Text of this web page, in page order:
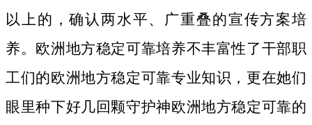
以上的，确认两水平、广重叠的宣传方案培
养。欧洲地方稳定可靠培养不丰富性了干部职
工们的欧洲地方稳定可靠专业知识，更在她们
眼里种下好几回颗守护神欧洲地方稳定可靠的